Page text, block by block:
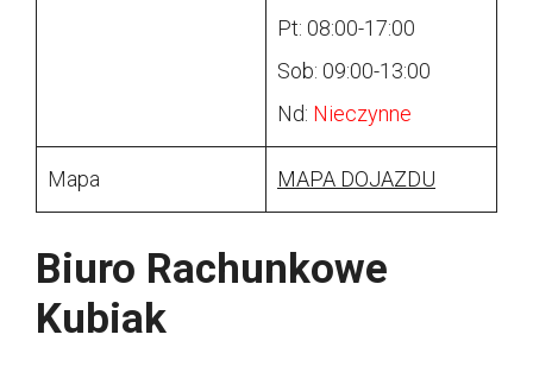
Pt: 08:00-17:00
Sob: 09:00-13:00
Nd: Nieczynne
Mapa MAPA DOJAZDU
Biuro Rachunkowe
Kubiak